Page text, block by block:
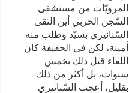
المرويّات من مستشفى
السّجن الحربي أين التقى
السّنانيري بسيّد وطلب منه
أمينة، لكن في الحقيقة كان
اللقاء قبل ذلك بخمس
سنوات، بل أكثر من ذلك
بقليل، أعجب السّنانيري